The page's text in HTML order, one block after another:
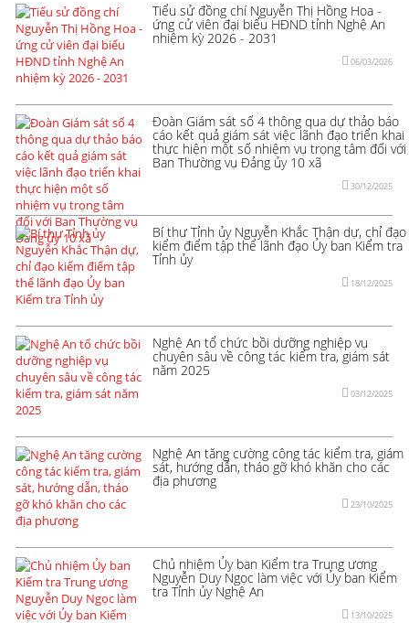
Tiểu sử đồng chí Nguyễn Thị Hồng Hoa -
ứng cử viên đại biểu HĐND tỉnh Nghệ An
nhiệm kỳ 2026 - 2031
06/03/2026
Đoàn Giám sát số 4 thông qua dự thảo báo
cáo kết quả giám sát việc lãnh đạo triển khai
thực hiện một số nhiệm vụ trọng tâm đối với
Ban Thường vụ Đảng ủy 10 xã
30/12/2025
Bí thư Tỉnh ủy Nguyễn Khắc Thận dự, chỉ đạo
kiểm điểm tập thể lãnh đạo Ủy ban Kiểm tra
Tỉnh ủy
18/12/2025
Nghệ An tổ chức bồi dưỡng nghiệp vụ
chuyên sâu về công tác kiểm tra, giám sát
năm 2025
03/12/2025
Nghệ An tăng cường công tác kiểm tra, giám
sát, hướng dẫn, tháo gỡ khó khăn cho các
địa phương
23/10/2025
Chủ nhiệm Ủy ban Kiểm tra Trung ương
Nguyễn Duy Ngọc làm việc với Ủy ban Kiểm
tra Tỉnh ủy Nghệ An
13/10/2025